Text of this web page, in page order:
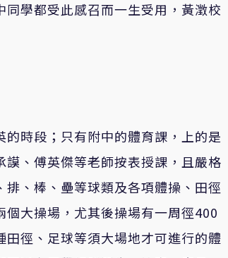
學都受此感召而一生受用，黃澂校
時段；只有附中的體育課，上的是
、傅英傑等老師按表授課，且嚴格
、棒、壘等球類及各項體操、田徑
大操場，尤其後操場有一周徑400
徑、足球等須大場地才可進行的體